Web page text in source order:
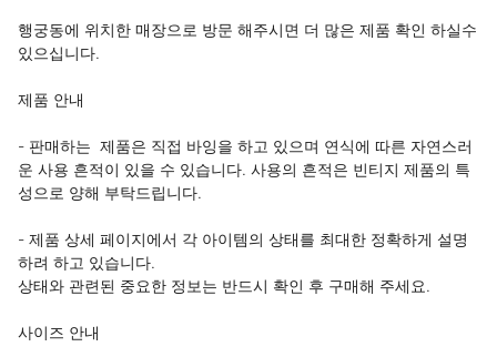
행궁동에 위치한 매장으로 방문 해주시면 더 많은 제품 확인 하실수
있으십니다.
제품 안내﻿
- 판매하는  제품은 직접 바잉을 하고 있으며 연식에 따른 자연스러
운 사용 흔적이 있을 수 있습니다. 사용의 흔적은 빈티지 제품의 특
성으로 양해 부탁드립니다.
- 제품 상세 페이지에서 각 아이템의 상태를 최대한 정확하게 설명
하려 하고 있습니다.
상태와 관련된 중요한 정보는 반드시 확인 후 구매해 주세요.
사이즈 안내